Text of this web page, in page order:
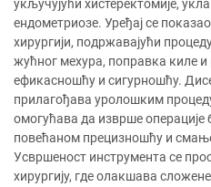
укључујући хистеректомије,
ендометриозе. Уређај се
хирургији, подржавајући
жућног мехура, поправка киле и
ефикасношћу и сигурношћу.
прилагођава уролошким
омогућава да изврше операције
повећаном прецизношћу и
Усвршеност инструмента се
хирургију, где олакшава